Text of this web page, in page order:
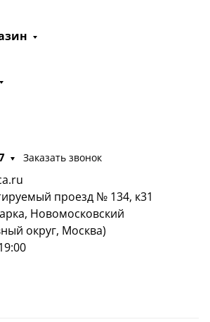
Заказать звонок
проезд № 134, к31
Новомосковский
округ, Москва)